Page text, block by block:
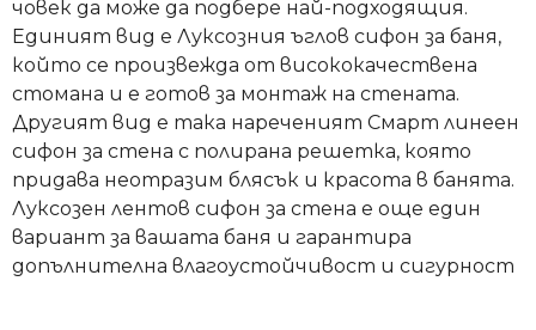
човек да може да подбере най-подходящия.
Единият вид е Луксозния ъглов сифон за баня,
който се произвежда от висококачествена
стомана и е готов за монтаж на стената.
Другият вид е така нареченият Смарт линеен
сифон за стена с полирана решетка, която
придава неотразим блясък и красота в банята.
Луксозен лентов сифон за стена е още един
вариант за вашата баня и гарантира
допълнителна влагоустойчивост и сигурност